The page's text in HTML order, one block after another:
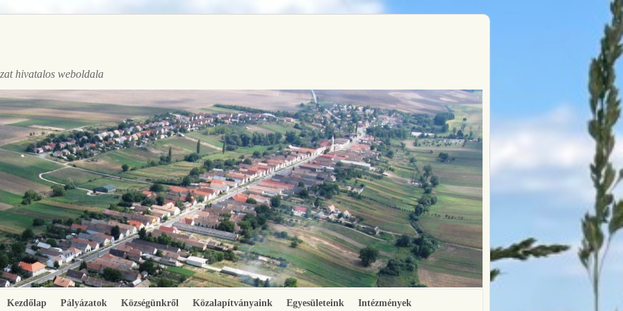
hivatalos weboldala
Kezdőlap Pályázatok Községünkről Közalapítványaink Egyesületeink Intézmények